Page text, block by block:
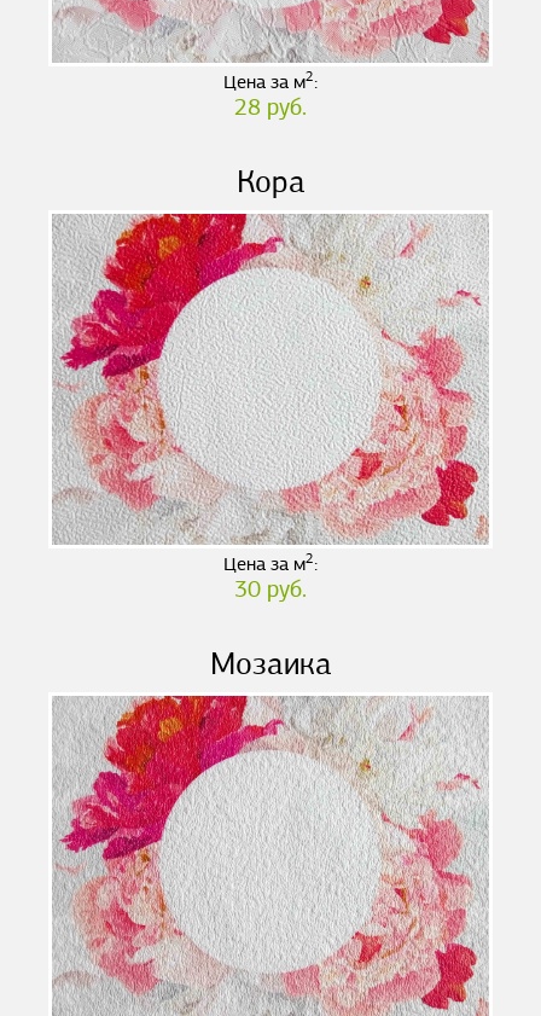
Цена за м2:
28 руб.
Кора
Цена за м2:
30 руб.
Мозаика